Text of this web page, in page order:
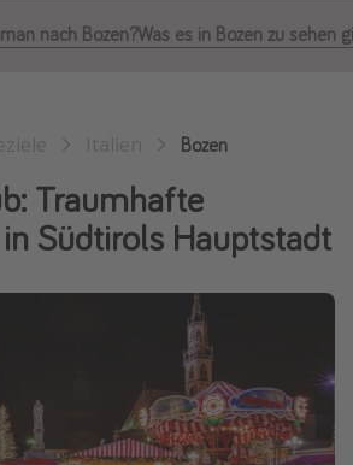
nach Bozen?Was es in Bozen zu sehen
Bozen
Traumhafte
Südtirols Hauptstadt